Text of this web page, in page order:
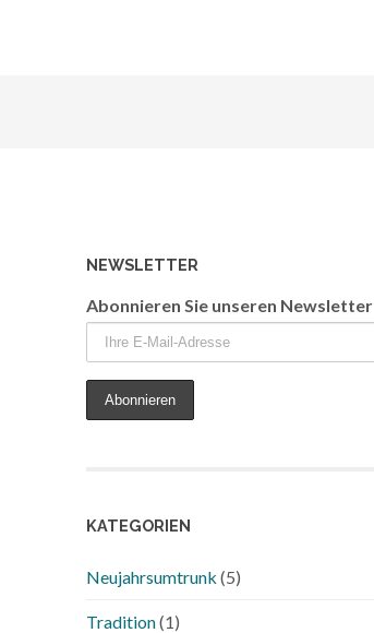
NEWSLETTER
Abonnieren Sie unseren Newsletter
KATEGORIEN
Neujahrsumtrunk (5)
Tradition(1)